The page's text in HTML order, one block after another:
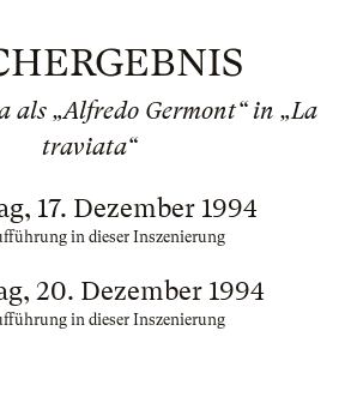
als „Alfredo Germont“ in „La
traviata“
17. Dezember 1994
in dieser Inszenierung
20. Dezember 1994
in dieser Inszenierung